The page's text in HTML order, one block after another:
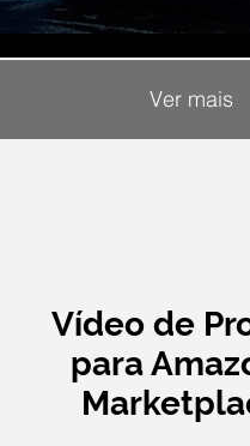
Ver mais
Vídeo de
para